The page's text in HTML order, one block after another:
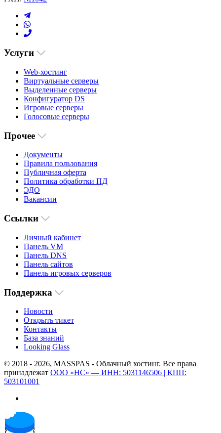
Услуги
Web-хостинг
Виртуальные серверы
Выделенные серверы
Конфигуратор DS
Игровые серверы
Голосовые серверы
Прочее
Документы
Правила пользования
Публичная оферта
Политика обработки ПД
ЭДО
Вакансии
Ссылки
Личный кабинет
Панель VM
Панель DNS
Панель сайтов
Панель игровых серверов
Поддержка
Новости
Открыть тикет
Контакты
База знаний
Looking Glass
© 2018 - 2026, MASSPAS - Облачный хостинг. Все права
принадлежат ООО «НС» — ИНН: 5031146506 | КПП:
503101001